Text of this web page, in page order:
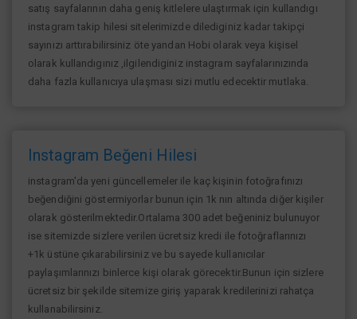
satış sayfalarının daha geniş kitlelere ulaştırmak için kullandıgı
instagram takip hilesi sitelerimizde dilediginiz kadar takipçi
sayınızı arttırabilirsiniz öte yandan Hobi olarak veya kişisel
olarak kullandıgınız ,ilgilendiginiz instagram sayfalarınızında
daha fazla kullanıcıya ulaşması sizi mutlu edecektir mutlaka.
Instagram Beğeni Hilesi
instagram'da yeni güncellemeler ile kaç kişinin fotoğrafınızı
beğendiğini göstermiyorlar bunun için 1k nın altında diğer kişiler
olarak gösterilmektedir.Ortalama 300 adet beğeniniz bulunuyor
ise sitemizde sizlere verilen ücretsiz kredi ile fotoğraflarınızı
+1k üstüne çıkarabilirsiniz ve bu sayede kullanıcılar
paylaşımlarınızı binlerce kişi olarak görecektir.Bunun için sizlere
ücretsiz bir şekilde sitemize giriş yaparak kredilerinizi rahatça
kullanabilirsiniz.